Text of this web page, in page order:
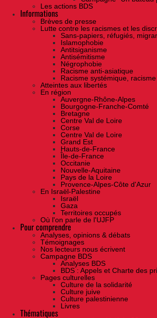
Les actions BDS
Informations
Brèves de presse
Lutte contre les racismes et les
Sans-papiers, réfugiés,
Islamophobie
Antitsiganisme
Antisémitisme
Négrophobie
Racisme anti-asiatique
Racisme systémique,
Atteintes aux libertés
En région
Auvergne-Rhône-Alpes
Bourgogne-Franche-Comté
Bretagne
Centre Val de Loire
Corse
Centre Val de Loire
Grand Est
Hauts-de-France
Île-de-France
Occitanie
Nouvelle-Aquitaine
Pays de la Loire
Provence-Alpes-Côte d'Azur
En Israël-Palestine
Israël
Gaza
Territoires occupés
Où l'on parle de l'UJFP
Pour comprendre
Analyses, opinions & débats
Témoignages
Nos lecteurs nous écrivent
Campagne BDS
Analyses BDS
BDS : Appels et Charte des
Pages culturelles
Culture de la solidarité
Culture juive
Culture palestinienne
Livres
Thématiques